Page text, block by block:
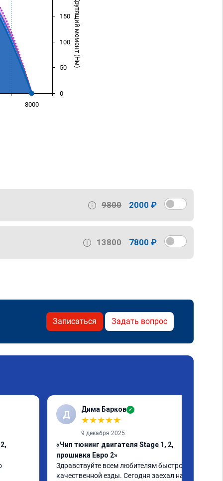
Крутящий момент (Нм)
8000
0
50
100
150
9800 2000 ₽
13800 7800 ₽
Записаться Задать вопрос
Д Дима Барков ✓
★★★★★
9 декабря 2025
«Чип тюнинг двигателя Stage 1, 2,
прошивка Евро 2»
Здравствуйте всем любителям быстрой и
качественной езды. Сегодня заехал на